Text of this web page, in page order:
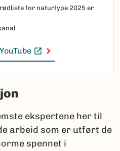
for naturtype 2025 er
ekspertene her til
arbeid som er utført de
spennet i